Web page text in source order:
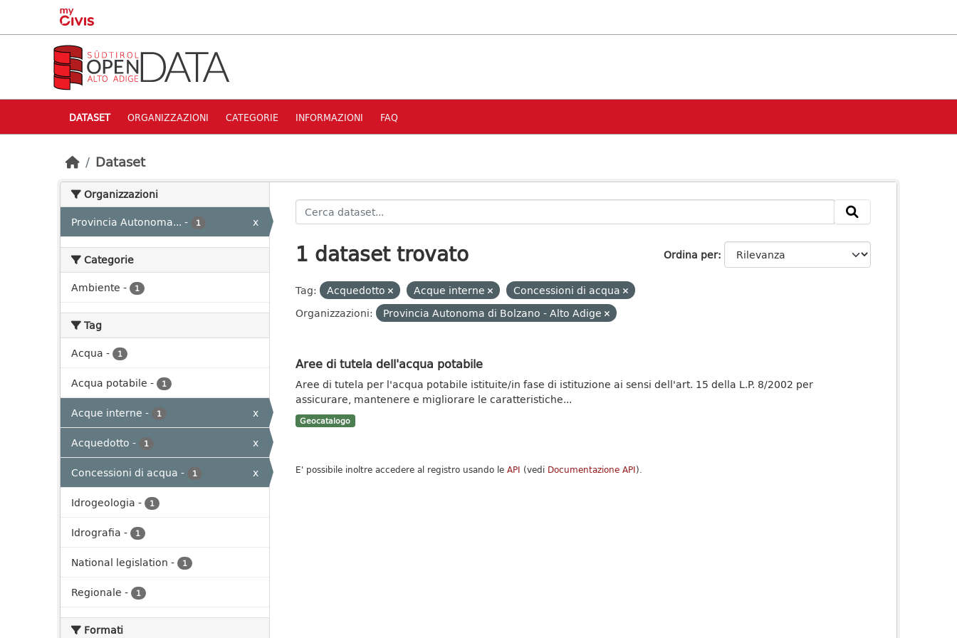
Skip to main content
DATASET ORGANIZZAZIONI CATEGORIE INFORMAZIONI FAQ
Dataset
Organizzazioni
Provincia Autonoma... - 1 x
Categorie
Ambiente - 1
Tag
Acqua - 1
Acqua potabile - 1
Acque interne - 1
x
Acquedotto - 1
x
Concessioni di acqua - 1
x
Idrogeologia - 1
Idrografia - 1
National legislation - 1
Regionale - 1
Formati
Ordina per
1 dataset trovato
Tag: Acquedotto Acque interne
Concessioni di acqua
Organizzazioni:
Provincia Autonoma di Bolzano - Alto Adige
Aree di tutela dell'acqua potabile
Aree di tutela per l'acqua potabile istituite/in fase di istituzione ai sensi dell'art. 15 della L.P. 8/2002 per
assicurare, mantenere e migliorare le caratteristiche...
Geocatalogo
E' possibile inoltre accedere al registro usando le API (vedi Documentazione API).